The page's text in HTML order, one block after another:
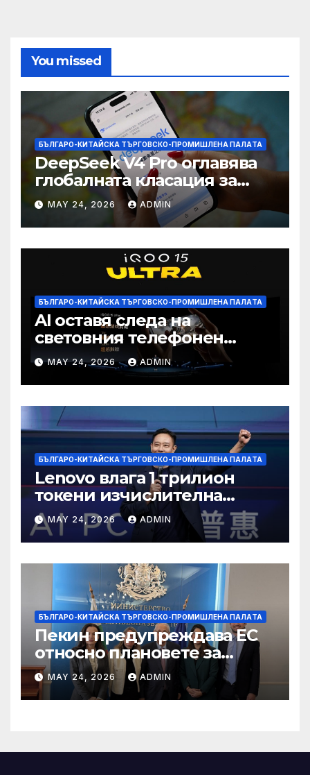
You missed
БЪЛГАРО-КИТАЙСКА ТЪРГОВСКО-ПРОМИШЛЕНА ПАЛAТА
DeepSeek V4 Pro оглавява
глобалната класация за
печалба след 75%
намаление на цената
MAY 24, 2026 ADMIN
БЪЛГАРО-КИТАЙСКА ТЪРГОВСКО-ПРОМИШЛЕНА ПАЛAТА
AI оставя следа на
световния телефонен
пазар
MAY 24, 2026 ADMIN
БЪЛГАРО-КИТАЙСКА ТЪРГОВСКО-ПРОМИШЛЕНА ПАЛAТА
Lenovo влага 1 трилион
токени изчислителна
мощност в AI екосистемата
MAY 24, 2026 ADMIN
БЪЛГАРО-КИТАЙСКА ТЪРГОВСКО-ПРОМИШЛЕНА ПАЛAТА
Пекин предупреждава ЕС
относно плановете за
насочване към китайски
продукти
MAY 24, 2026 ADMIN